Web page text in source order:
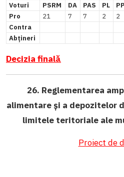
Voturi PSRM DA PAS PL
Pro
21 7 7 2 2
Contra
Abțineri
Decizia finală
26. Reglementarea
alimentare și a depozitelor
limitele teritoriale ale
Proiect de